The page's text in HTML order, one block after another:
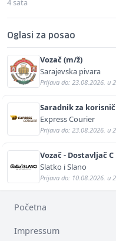
4 sata
Oglasi za posao
Vozač (m/ž)
Sarajevska pivara
Prijava do: 23.08.2026. u
Saradnik za
Express Courier
Prijava do: 23.08.2026. u
Vozač - Dostavljač
Slatko i Slano
Prijava do: 10.08.2026. u
Početna
Impressum